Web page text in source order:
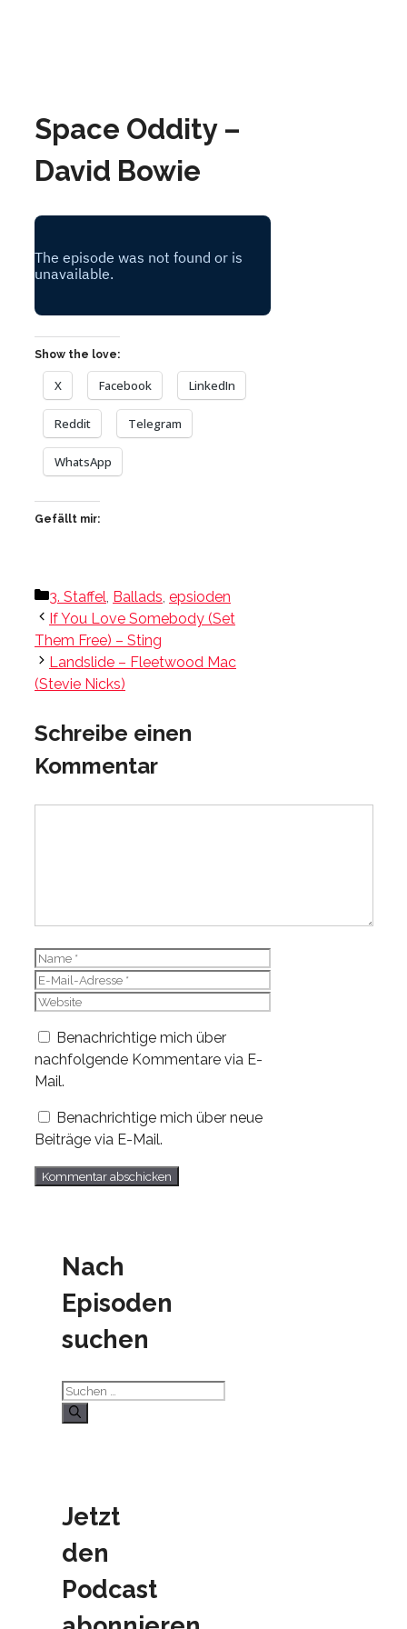
Space Oddity –
David Bowie
Show the love:
X Facebook LinkedIn
Reddit Telegram
WhatsApp
Gefällt mir:
Kategorien
3. Staffel, Ballads, epsioden
If You Love Somebody (Set
Them Free) – Sting
Landslide – Fleetwood Mac
(Stevie Nicks)
Schreibe einen
Kommentar
Name
E-
Mail-
Website
Benachrichtige mich über
nachfolgende Kommentare via E-
Mail.
Benachrichtige mich über neue
Beiträge via E-Mail.
Nach
Episoden
suchen
Suchen
nach:
Jetzt
den
Podcast